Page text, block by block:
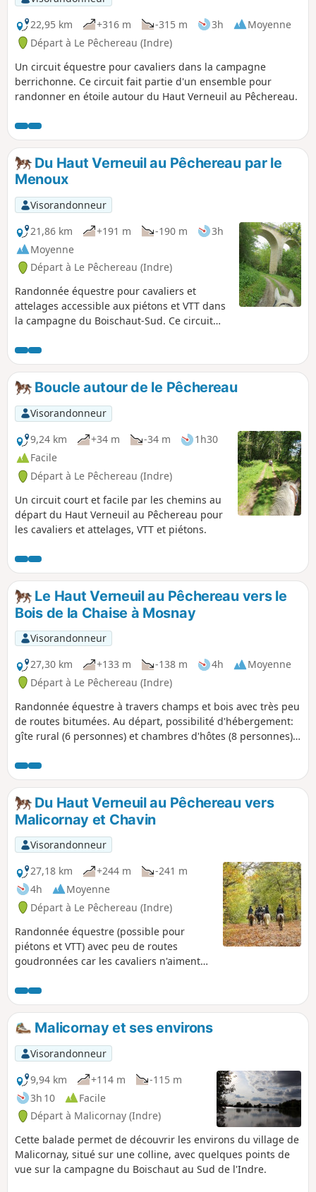
22,95 km
+316 m -315 m 3h
Moyenne
Départ à Le Pêchereau (Indre)
Un circuit équestre pour cavaliers dans la campagne
berrichonne. Ce circuit fait partie d'un ensemble pour
randonner en étoile autour du Haut Verneuil au Pêchereau.
Du Haut Verneuil au Pêchereau par le
Menoux
Visorandonneur
21,86 km
+191 m -190 m
3h
Moyenne
Départ à Le Pêchereau (Indre)
Randonnée équestre pour cavaliers et
attelages accessible aux piétons et VTT dans
la campagne du Boischaut-Sud. Ce circuit
étoile autour du Haut Verneuil au Pêchereau
ou peut bien-sûr, être effectué seul.
Boucle autour de le Pêchereau
Visorandonneur
9,24 km
+34 m -34 m
1h30
Facile
Départ à Le Pêchereau (Indre)
Un circuit court et facile par les chemins au
départ du Haut Verneuil au Pêchereau pour
les cavaliers et attelages, VTT et piétons.
Le Haut Verneuil au Pêchereau vers le
Bois de la Chaise à Mosnay
Visorandonneur
27,30 km
+133 m -138 m 4h
Moyenne
Départ à Le Pêchereau (Indre)
Randonnée équestre à travers champs et bois avec très peu
de routes bitumées. Au départ, possibilité d'hébergement:
gîte rural (6 personnes) et chambres d'hôtes (8 personnes).
Du Haut Verneuil au Pêchereau vers
Malicornay et Chavin
Visorandonneur
27,18 km
+244 m
-241 m
4h
Moyenne
Départ à Le Pêchereau (Indre)
Randonnée équestre (possible pour
piétons et VTT) avec peu de routes
goudronnées car les cavaliers n'aiment
attelages aux (16), (18) et (24) . Pour ces
déviations, suivre le descriptif car le tracé
n'apparaît pas sur la carte. Ce circuit fait
partie d'un ensemble pour randonner en
étoile autour du Haut Verneuil au
Pêchereau ou peut bien sûr, être effectué
seul.
Malicornay et ses environs
Visorandonneur
9,94 km
+114 m
-115 m
3h 10
Facile
Départ à Malicornay (Indre)
Cette balade permet de découvrir les environs du village de
Malicornay, situé sur une colline, avec quelques points de
vue sur la campagne du Boischaut au Sud de l'Indre.